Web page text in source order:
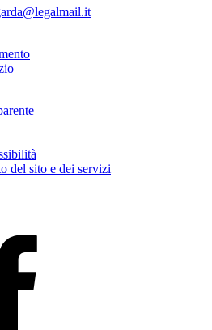
del sito e dei servizi